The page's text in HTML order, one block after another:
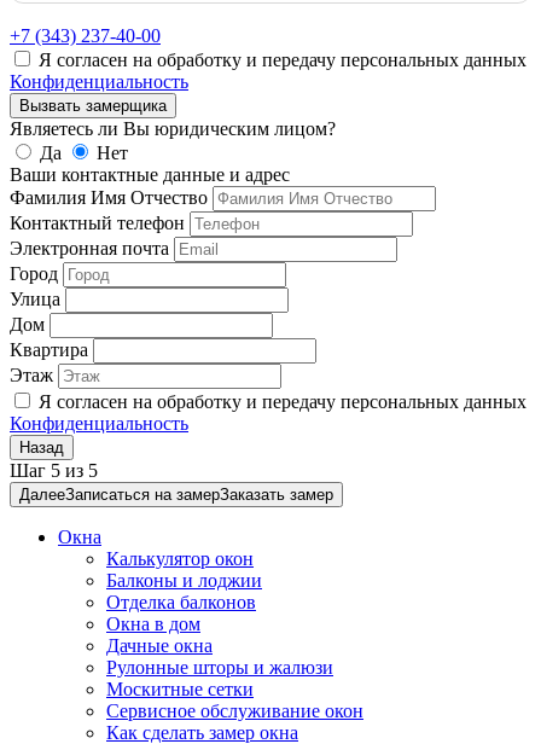
+7 (343) 237-40-00
Я согласен на обработку и передачу персональных данных
Конфиденциальность
Вызвать замерщика
Являетесь ли Вы юридическим лицом?
Да
Нет
Ваши контактные данные и адрес
Фамилия Имя Отчество
Контактный телефон
Электронная почта
Город
Улица
Дом
Квартира
Этаж
Я согласен на обработку и передачу персональных данных
Конфиденциальность
Назад
Шаг 5 из 5
ДалееЗаписаться на замерЗаказать замер
Окна
Калькулятор окон
Балконы и лоджии
Отделка балконов
Окна в дом
Дачные окна
Рулонные шторы и жалюзи
Москитные сетки
Сервисное обслуживание окон
Как сделать замер окна